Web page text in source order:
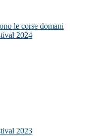
le corse domani
2024
2023